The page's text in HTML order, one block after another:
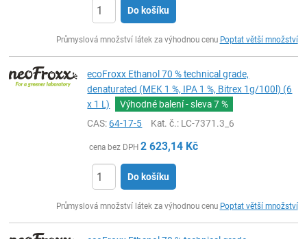
Do košíku
Průmyslová množství látek za výhodnou cenu Poptat větší množství
ecoFroxx Ethanol 70 % technical grade,
denaturated (MEK 1 %, IPA 1 %, Bitrex 1g/100l) (6
x 1 L)
Výhodné balení - sleva7 %
CAS:64-17-5 Kat. č.: LC-7371.3_6
cena bez DPH 2 623,14 Kč
Do košíku
Průmyslová množství látek za výhodnou cenu Poptat větší množství